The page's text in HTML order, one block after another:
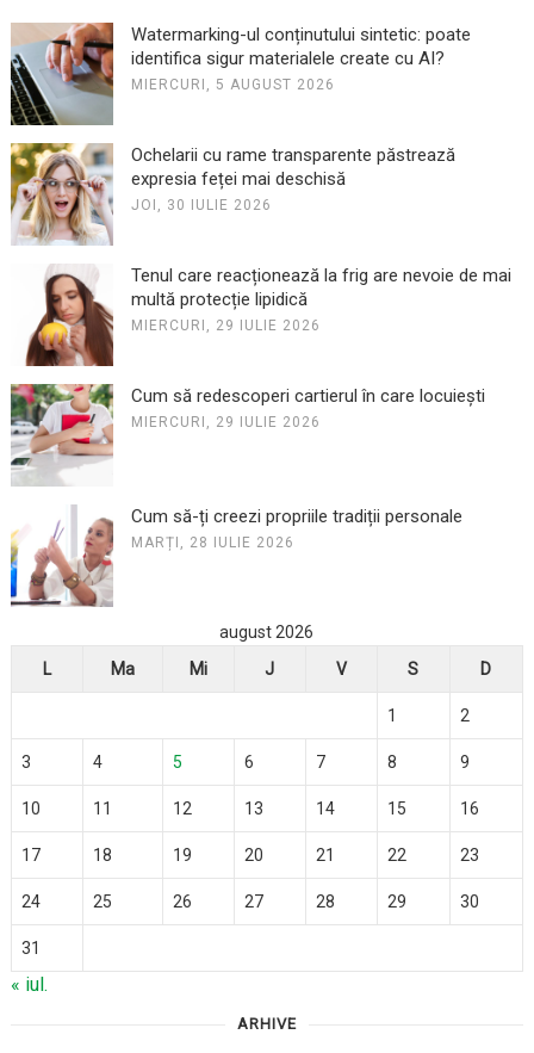
Watermarking-ul conținutului sintetic: poate
identifica sigur materialele create cu AI?
MIERCURI, 5 AUGUST 2026
Ochelarii cu rame transparente păstrează
expresia feței mai deschisă
JOI, 30 IULIE 2026
Tenul care reacționează la frig are nevoie de mai
multă protecție lipidică
MIERCURI, 29 IULIE 2026
Cum să redescoperi cartierul în care locuiești
MIERCURI, 29 IULIE 2026
Cum să-ți creezi propriile tradiții personale
MARȚI, 28 IULIE 2026
august 2026
L
Ma Mi J V S D
1 2
3 4 5 6 7 8 9
10 11 12 13 14 15 16
17 18 19 20 21 22 23
24 25 26 27 28 29 30
31
« iul.
ARHIVE